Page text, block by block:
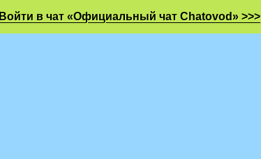
Войти в чат «Официальный чат Chatovod» >>>